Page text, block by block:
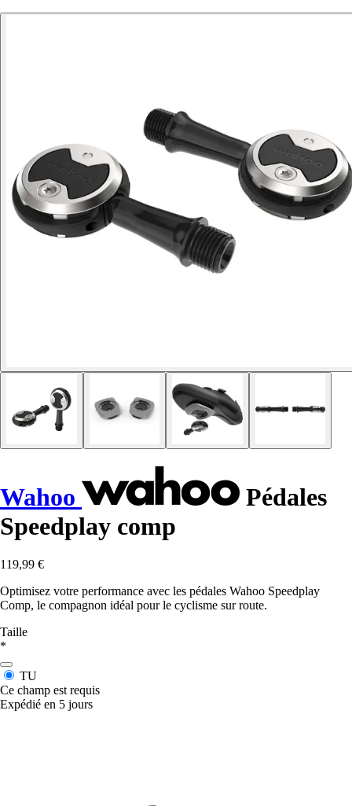
Wahoo
Pédales
Speedplay comp
119,99 €
Optimisez votre performance avec les pédales Wahoo Speedplay
Comp, le compagnon idéal pour le cyclisme sur route.
Taille
*
TU
Ce champ est requis
Expédié en 5 jours